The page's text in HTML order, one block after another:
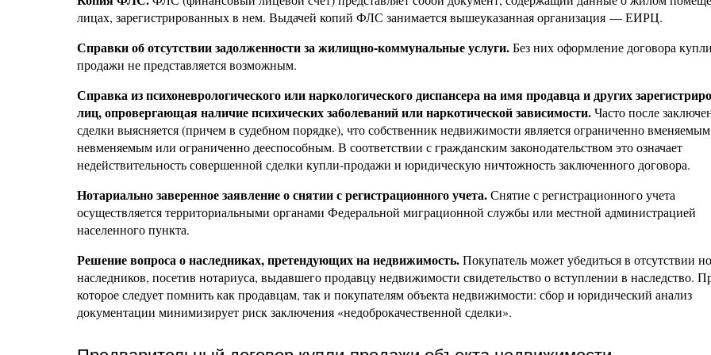
лицах, зарегистрированных в нем. Выдачей копий ФЛС занимается вышеуказанная организация — ЕИРЦ.
Справки об отсутствии задолженности за жилищно-коммунальные услуги.Без них оформление договора
продажи не представляется возможным.
Справка из психоневрологического или наркологического диспансера на имя продавца и других
лиц, опровергающая наличие психических заболеваний или наркотической зависимости.Часто после
сделки выясняется (причем в судебном порядке), что собственник недвижимости является ограниченно
невменяемым или ограниченно дееспособным. В соответствии с гражданским законодательством это означает
недействительность совершенной сделки купли-продажи и юридическую ничтожность заключенного договора.
Нотариально заверенное заявление о снятии с регистрационного учета.Снятие с регистрационного учета
осуществляется территориальными органами Федеральной миграционной службы или местной администрацией
населенного пункта.
Решение вопроса о наследниках, претендующих на недвижимость.Покупатель может убедиться в отсутствии
наследников, посетив нотариуса, выдавшего продавцу недвижимости свидетельство о вступлении в наследство.
которое следует помнить как продавцам, так и покупателям объекта недвижимости: сбор и юридический анализ
документации минимизирует риск заключения «недоброкачественной сделки».